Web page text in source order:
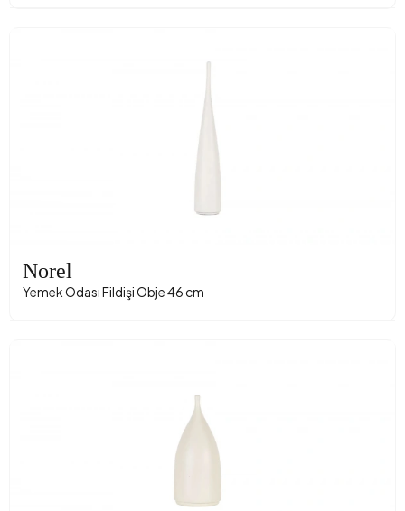
Norel
Yemek Odası Fildişi Obje 46 cm